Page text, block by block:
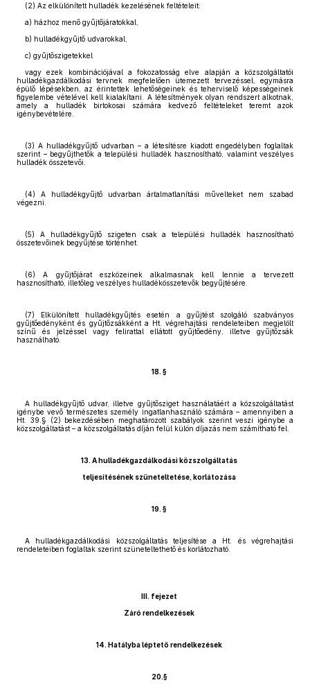
(2) Az elkülönített hulladék kezelésének feltételeit:
a) házhoz menő gyűjtőjáratokkal,
b) hulladékgyűjtő udvarokkal,
c) gyűjtőszigetekkel
vagy ezek kombinációjával a fokozatosság elve alapján a közszolgáltatói
hulladékgazdálkodási tervnek megfelelően ütemezett tervezéssel, egymásra
épülő lépésekben, az érintettek lehetőségeinek és teherviselő képességeinek
figyelembe vételével kell kialakítani. A létesítmények olyan rendszert alkotnak,
amely a hulladék birtokosai számára kedvező feltételeket teremt azok
igénybevételére.
(3) A hulladékgyűjtő udvarban – a létesítésre kiadott engedélyben foglaltak
szerint – begyűjthetők a települési hulladék hasznosítható, valamint veszélyes
hulladék összetevői.
(4) A hulladékgyűjtő udvarban ártalmatlanítási művelteket nem szabad
végezni.
(5) A hulladékgyűjtő szigeten csak a települési hulladék hasznosítható
összetevőinek begyűjtése történhet.
(6) A gyűjtőjárat eszközeinek alkalmasnak kell lennie a tervezett
hasznosítható, illetőleg veszélyes hulladékösszetevők begyűjtésére.
(7) Elkülönített hulladékgyűjtés esetén a gyűjtést szolgáló szabványos
gyűjtőedényként és gyűjtőzsákként a Ht. végrehajtási rendeleteiben megjelölt
színű és jelzéssel vagy felirattal ellátott gyűjtőedény, illetve gyűjtőzsák
használható.
18. §
A hulladékgyűjtő udvar, illetve gyűjtősziget használatáért a közszolgáltatást
igénybe vevő természetes személy ingatlanhasználó számára – amennyiben a
Ht. 39.§ (2) bekezdésében meghatározott szabályok szerint veszi igénybe a
közszolgáltatást – a közszolgáltatás díján felül külön díjazás nem számítható fel.
13. A hulladékgazdálkodási közszolgáltatás
teljesítésének szüneteltetése, korlátozása
19. §
A hulladékgazdálkodási közszolgáltatás teljesítése a Ht. és végrehajtási
rendeleteiben foglaltak szerint szüneteltethető és korlátozható.
III. fejezet
Záró rendelkezések
14. Hatályba léptető rendelkezések
20.§